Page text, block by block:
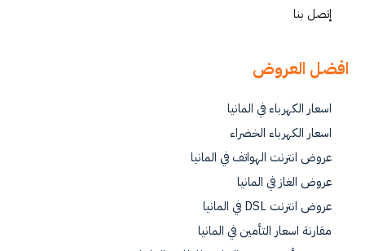
إتصل بنا
افضل العروض
اسعار الكهرباء في المانيا
اسعار الكهرباء الخضراء
عروض انترنت الهواتف في المانيا
عروض الغاز في المانيا
عروض انترنت DSL في المانيا
مقارنة اسعار التأمين في المانيا